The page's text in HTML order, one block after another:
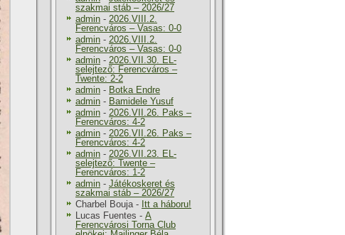
szakmai stáb – 2026/27
admin - 2026.VIII.2.
Ferencváros – Vasas: 0-0
admin - 2026.VIII.2.
Ferencváros – Vasas: 0-0
admin - 2026.VII.30. EL-
selejtező: Ferencváros –
Twente: 2-2
admin - Botka Endre
admin - Bamidele Yusuf
admin - 2026.VII.26. Paks –
Ferencváros: 4-2
admin - 2026.VII.26. Paks –
Ferencváros: 4-2
admin - 2026.VII.23. EL-
selejtező: Twente –
Ferencváros: 1-2
admin - Játékoskeret és
szakmai stáb – 2026/27
Charbel Bouja- Itt a háboru!
Lucas Fuentes - A
Ferencvárosi Torna Club